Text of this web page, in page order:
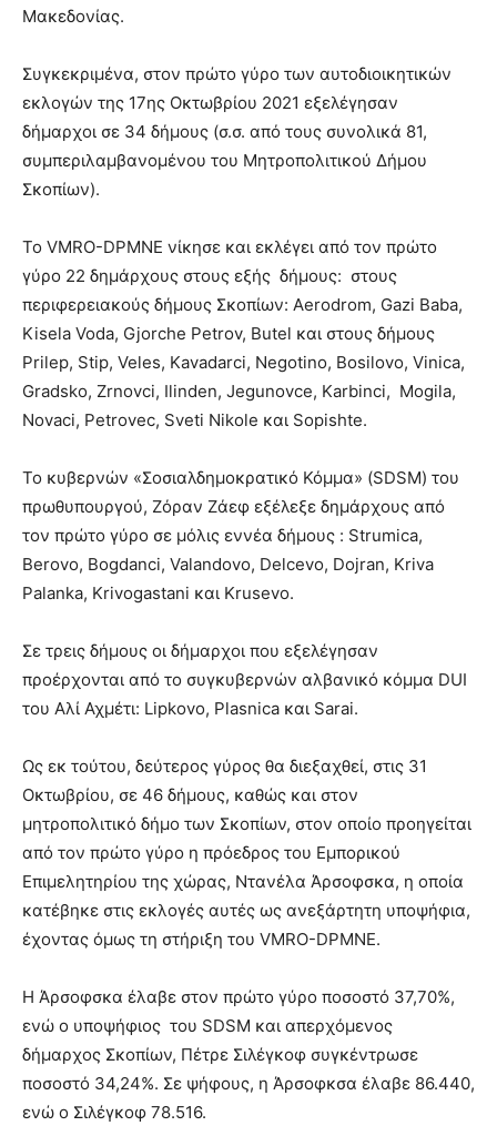
Μακεδονίας.
Συγκεκριμένα, στον πρώτο γύρο των αυτοδιοικητικών
εκλογών της 17ης Οκτωβρίου 2021 εξελέγησαν
δήμαρχοι σε 34 δήμους (σ.σ. από τους συνολικά 81,
συμπεριλαμβανομένου του Μητροπολιτικού Δήμου
Σκοπίων).
Το VMRO-DPMNE νίκησε και εκλέγει από τον πρώτο
γύρο 22 δημάρχους στους εξής δήμους: στους
περιφερειακούς δήμους Σκοπίων: Aerodrom, Gazi Baba,
Kisela Voda, Gjorche Petrov, Butel και στους δήμους
Prilep, Stip, Veles, Kavadarci, Negotino, Bosilovo, Vinica,
Gradsko, Zrnovci, Ilinden, Jegunovce, Karbinci, Mogila,
Novaci, Petrovec, Sveti Nikole και Sopishte.
Το κυβερνών «Σοσιαλδημοκρατικό Κόμμα» (SDSM) του
πρωθυπουργού, Ζόραν Ζάεφ εξέλεξε δημάρχους από
τον πρώτο γύρο σε μόλις εννέα δήμους : Strumica,
Berovo, Bogdanci, Valandovo, Delcevo, Dojran, Kriva
Palanka, Krivogastani και Krusevo.
Σε τρεις δήμους οι δήμαρχοι που εξελέγησαν
προέρχονται από το συγκυβερνών αλβανικό κόμμα DUI
του Αλί Αχμέτι: Lipkovo, Plasnica και Sarai.
Ως εκ τούτου, δεύτερος γύρος θα διεξαχθεί, στις 31
Οκτωβρίου, σε 46 δήμους, καθώς και στον
μητροπολιτικό δήμο των Σκοπίων, στον οποίο προηγείται
από τον πρώτο γύρο η πρόεδρος του Εμπορικού
Επιμελητηρίου της χώρας, Ντανέλα Άρσοφσκα, η οποία
κατέβηκε στις εκλογές αυτές ως ανεξάρτητη υποψήφια,
έχοντας όμως τη στήριξη του VMRO-DPMNE.
Η Άρσοφσκα έλαβε στον πρώτο γύρο ποσοστό 37,70%,
ενώ ο υποψήφιος του SDSM και απερχόμενος
δήμαρχος Σκοπίων, Πέτρε Σιλέγκοφ συγκέντρωσε
ποσοστό 34,24%. Σε ψήφους, η Άρσοφκσα έλαβε 86.440,
ενώ ο Σιλέγκοφ 78.516.